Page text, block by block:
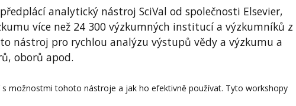
analytický nástroj SciVal od společnosti Elsevier,
více než 24 300 výzkumných institucí a výzkumníků z
nástroj pro rychlou analýzu výstupů vědy a výzkumu a
oborů apod.
možnostmi tohoto nástroje a jak ho efektivně používat. Tyto workshopy